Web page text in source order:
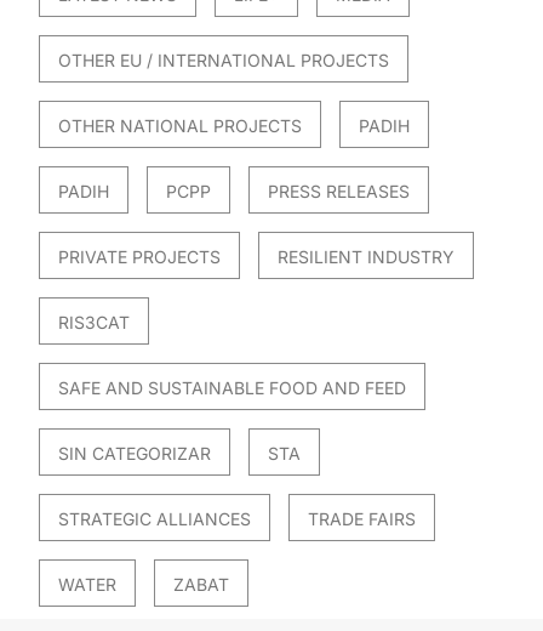
OTHER EU / INTERNATIONAL PROJECTS
OTHER NATIONAL PROJECTS PADIH
PADIH PCPP PRESS RELEASES
PRIVATE PROJECTS RESILIENT INDUSTRY
RIS3CAT
SAFE AND SUSTAINABLE FOOD AND FEED
SIN CATEGORIZAR STA
STRATEGIC ALLIANCES TRADE FAIRS
WATER ZABAT